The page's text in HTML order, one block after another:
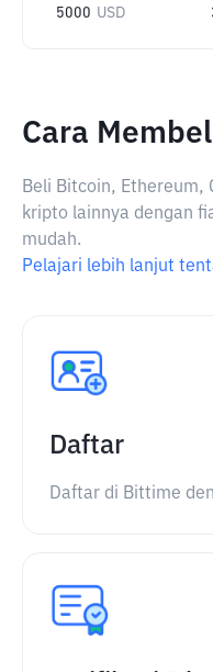
5000 USD
Cara
Beli Bitcoin, Ethereum,
kripto lainnya dengan
mudah.
Pelajari lebih lanjut
Daftar
Daftar di Bittime